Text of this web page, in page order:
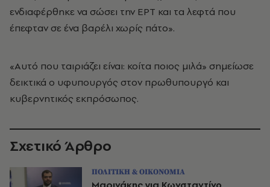
ενδιαφέρθηκε να σώσει την ΕΡΤ και τα λεφτά που
έπεφταν σε ένα βαρέλι χωρίς πάτο».
«Αυτό που ταιριάζει είναι: κοίτα ποιος μιλά» σημείωσε
δεικτικά ο υφυπουργός στον πρωθυπουργό και
κυβερνητικός εκπρόσωπος.
Σχετικό Άρθρο
ΠΟΛΙΤΙΚΗ & ΟΙΚΟΝΟΜΙΑ